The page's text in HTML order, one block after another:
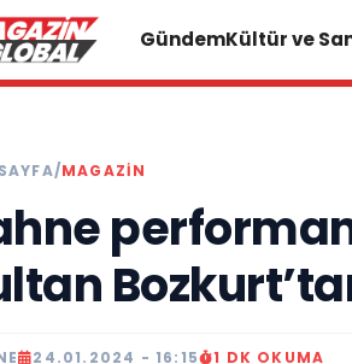
GündemKültür ve
/MAGAZIN
24.01.2024 - 16:15 1 DK OKUMA